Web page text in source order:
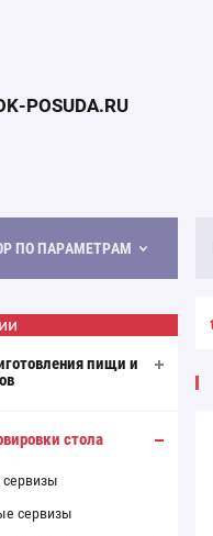
POSUDA.RU
ПО ПАРАМЕТРАМ
пищи и
стола
сервизы